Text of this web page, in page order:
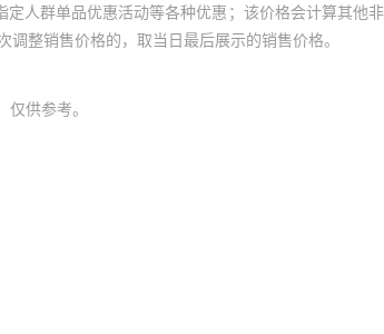
人群单品优惠活动等各种优惠；该价格会计算其他
整销售价格的，取当日最后展示的销售价格。
供参考。